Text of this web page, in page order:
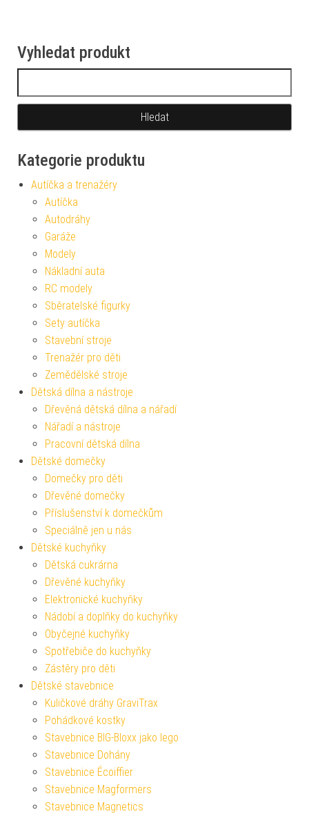
Vyhledat produkt
Kategorie produktu
Autíčka a trenažéry
Autíčka
Autodráhy
Garáže
Modely
Nákladní auta
RC modely
Sběratelské figurky
Sety autíčka
Stavební stroje
Trenažér pro děti
Zemědělské stroje
Dětská dílna a nástroje
Dřevěná dětská dílna a nářadí
Nářadí a nástroje
Pracovní dětská dílna
Dětské domečky
Domečky pro děti
Dřevěné domečky
Příslušenství k domečkům
Speciálně jen u nás
Dětské kuchyňky
Dětská cukrárna
Dřevěné kuchyňky
Elektronické kuchyňky
Nádobí a doplňky do kuchyňky
Obyčejné kuchyňky
Spotřebiče do kuchyňky
Zástěry pro děti
Dětské stavebnice
Kuličkové dráhy GraviTrax
Pohádkové kostky
Stavebnice BIG-Bloxx jako lego
Stavebnice Dohány
Stavebnice Écoiffier
Stavebnice Magformers
Stavebnice Magnetics